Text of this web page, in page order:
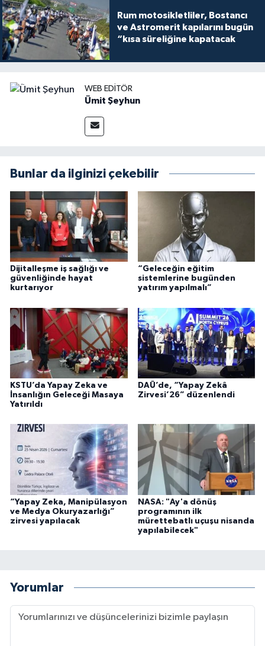
Rum motosikletliler, Bostancı
ve Astromerit kapılarını bugün
“kısa süreliğine kapatacak
WEB EDITÖR
Ümit Şeyhun
Bunlar da ilginizi çekebilir
Dijitalleşme iş sağlığı ve
güvenliğinde hayat
kurtarıyor
“Geleceğin eğitim
sistemlerine bugünden
yatırım yapılmalı”
KSTU’da Yapay Zeka ve
İnsanlığın Geleceği Masaya
Yatırıldı
DAÜ’de, “Yapay Zekâ
Zirvesi’26” düzenlendi
“Yapay Zeka, Manipülasyon
ve Medya Okuryazarlığı”
zirvesi yapılacak
NASA: "Ay'a dönüş
programının ilk
mürettebatlı uçuşu nisanda
yapılabilecek"
Yorumlar